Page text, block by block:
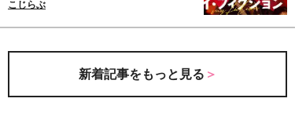
こじらぶ
新着記事をもっと見る